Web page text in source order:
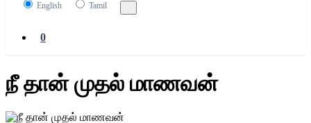
English
Tamil
0
நீ தான் முதல் மாணவன்